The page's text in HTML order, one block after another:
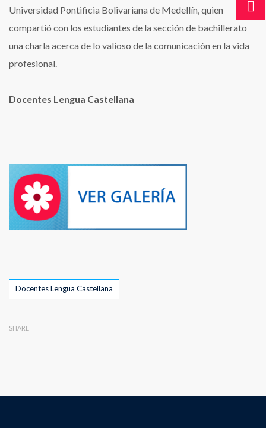
Universidad Pontificia Bolivariana de Medellín, quien
compartió con los estudiantes de la sección de bachillerato
una charla acerca de lo valioso de la comunicación en la vida
profesional.
Docentes Lengua Castellana
Tags
Docentes Lengua Castellana
SHARE